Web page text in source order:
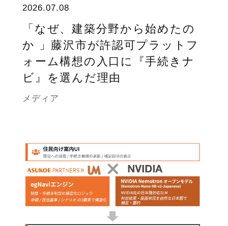
2026.07.08
「なぜ、建築分野から始めたの
か 」藤沢市が許認可プラットフ
ォーム構想の入口に『手続きナ
ビ』を選んだ理由
メディア